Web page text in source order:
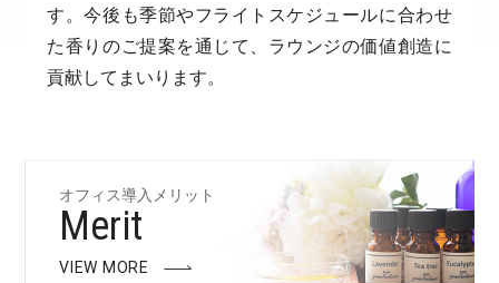
す。今後も季節やフライトスケジュールに合わせ
た香りのご提案を通じて、ラウンジの価値創造に
貢献してまいります。
オフィス導入メリット
Merit
VIEW MORE